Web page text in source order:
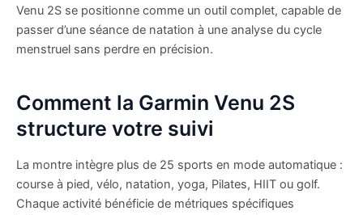
Venu 2S se positionne comme un outil complet, capable de
passer d’une séance de natation à une analyse du cycle
menstruel sans perdre en précision.
Comment la Garmin Venu 2S
structure votre suivi
La montre intègre plus de 25 sports en mode automatique :
course à pied, vélo, natation, yoga, Pilates, HIIT ou golf.
Chaque activité bénéficie de métriques spécifiques